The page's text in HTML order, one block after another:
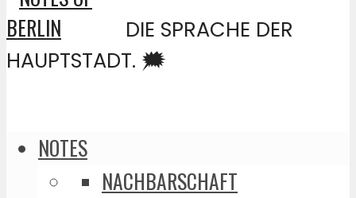
DIE SPRACHE DER
HAUPTSTADT. 🗯️
NOTES
NACHBARSCHAFT